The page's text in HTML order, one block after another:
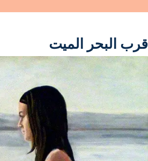
قرب البحر الميت